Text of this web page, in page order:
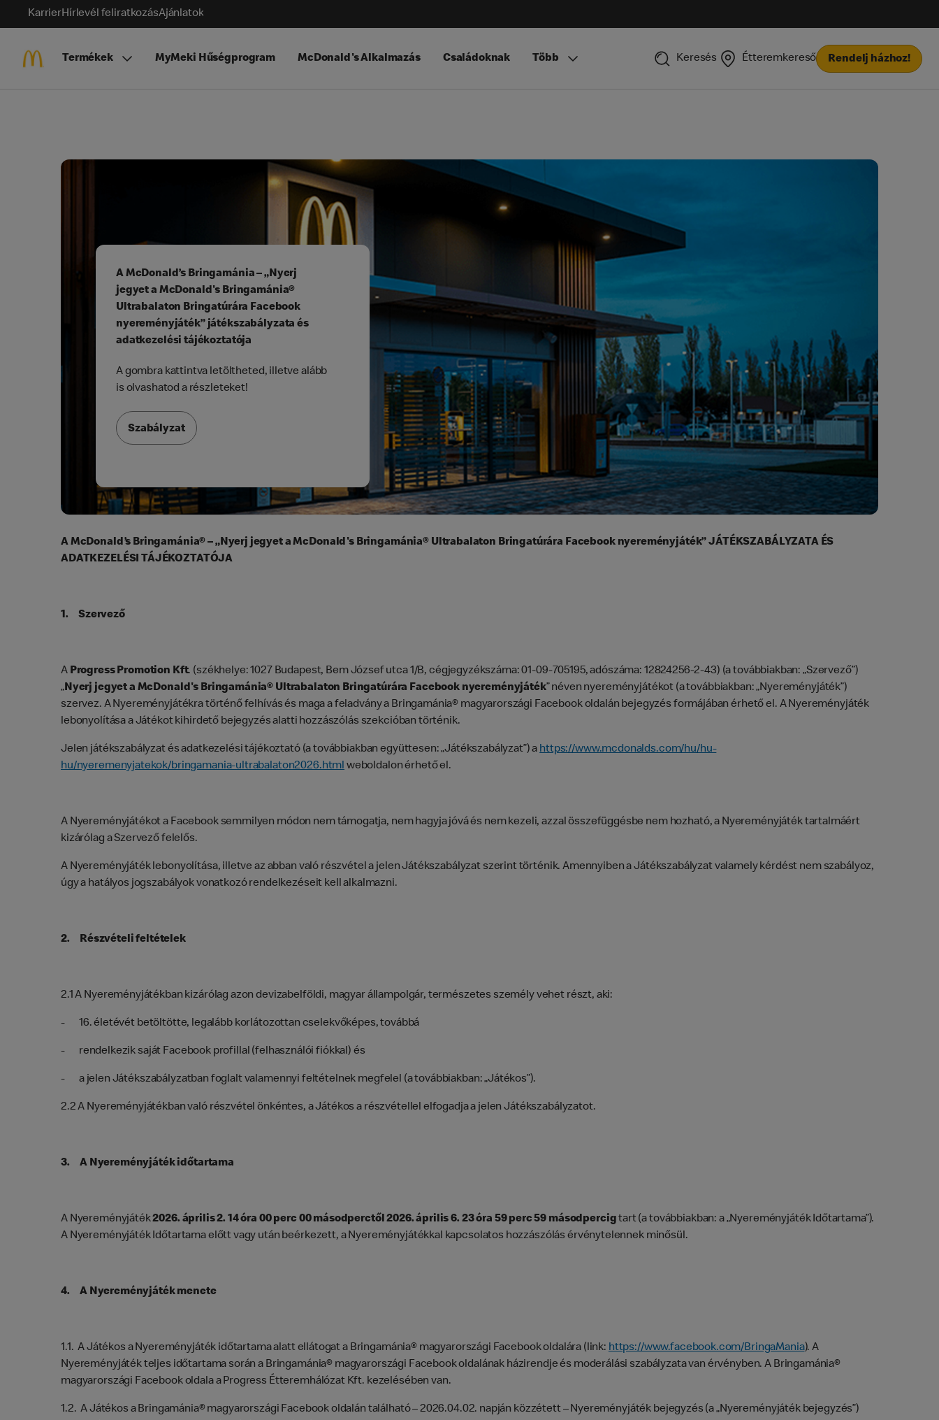
KarrierHírlevél feliratkozásAjánlatok
Termékek MyMeki Hűségprogram McDonald's Alkalmazás Családoknak Több Keresés Étteremkereső Rendelj házhoz!
A McDonald’s Bringamánia – „Nyerj
jegyet a McDonald's Bringamánia®
Ultrabalaton Bringatúrára Facebook
nyereményjáték” játékszabályzata és
adatkezelési tájékoztatója
A gombra kattintva letöltheted, illetve alább
is olvashatod a részleteket!
Szabályzat
A McDonald’s Bringamánia® – „Nyerj jegyet a McDonald's Bringamánia® Ultrabalaton Bringatúrára Facebook nyereményjáték”JÁTÉKSZABÁLYZATA ÉS
ADATKEZELÉSI TÁJÉKOZTATÓJA
1. Szervező
A Progress Promotion Kft. (székhelye: 1027 Budapest, Bem József utca 1/B, cégjegyzékszáma: 01-09-705195, adószáma: 12824256-2-43) (a továbbiakban: „Szervező”)
„Nyerj jegyet a McDonald's Bringamánia® Ultrabalaton Bringatúrára Facebook nyereményjáték” néven nyereményjátékot (a továbbiakban: „Nyereményjáték”)
szervez. A Nyereményjátékra történő felhívás és maga a feladvány a Bringamánia® magyarországi Facebook oldalán bejegyzés formájában érhető el. A Nyereményjáték
lebonyolítása a Játékot kihirdető bejegyzés alatti hozzászólás szekcióban történik.
Jelen játékszabályzat és adatkezelési tájékoztató (a továbbiakban együttesen: „Játékszabályzat”) a https://www.mcdonalds.com/hu/hu-
hu/nyeremenyjatekok/bringamania-ultrabalaton2026.html weboldalon érhető el.
A Nyereményjátékot a Facebook semmilyen módon nem támogatja, nem hagyja jóvá és nem kezeli, azzal összefüggésbe nem hozható, a Nyereményjáték tartalmáért
kizárólag a Szervező felelős.
A Nyereményjáték lebonyolítása, illetve az abban való részvétel a jelen Játékszabályzat szerint történik. Amennyiben a Játékszabályzat valamely kérdést nem szabályoz,
úgy a hatályos jogszabályok vonatkozó rendelkezéseit kell alkalmazni.
2. Részvételi feltételek
2.1 A Nyereményjátékban kizárólag azon devizabelföldi, magyar állampolgár, természetes személy vehet részt, aki:
- 16. életévét betöltötte, legalább korlátozottan cselekvőképes, továbbá
- rendelkezik saját Facebook profillal (felhasználói fiókkal) és
- a jelen Játékszabályzatban foglalt valamennyi feltételnek megfelel (a továbbiakban: „Játékos”).
2.2 A Nyereményjátékban való részvétel önkéntes, a Játékos a részvétellel elfogadja a jelen Játékszabályzatot.
3. A Nyereményjáték időtartama
A Nyereményjáték2026. április 2. 14 óra 00 perc 00 másodperctől2026. április 6. 23 óra 59 perc 59 másodpercigtart (a továbbiakban: a „Nyereményjáték Időtartama”).
A Nyereményjáték Időtartama előtt vagy után beérkezett, a Nyereményjátékkal kapcsolatos hozzászólás érvénytelennek minősül.
4. A Nyereményjáték menete
1.1. A Játékos a Nyereményjáték időtartama alatt ellátogat a Bringamánia® magyarországi Facebook oldalára (link: https://www.facebook.com/BringaMania). A
Nyereményjáték teljes időtartama során a Bringamánia® magyarországi Facebook oldalának házirendje és moderálási szabályzata van érvényben. A Bringamánia®
magyarországi Facebook oldala a Progress Étteremhálózat Kft. kezelésében van.
1.2. A Játékos a Bringamánia® magyarországi Facebook oldalán található – 2026.04.02. napján közzétett – Nyereményjáték bejegyzés (a „Nyereményjáték bejegyzés”)